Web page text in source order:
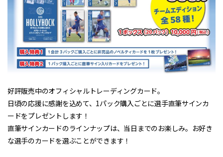
好評販売中のオフィシャルトレーディングカード。
日頃の応援に感謝を込めて、1パック購入ごとに選手直筆サインカ
ードをプレゼントします！
直筆サインカードのラインナップは、当日までのお楽しみ。お好き
な選手のカードを選ぶことができます！